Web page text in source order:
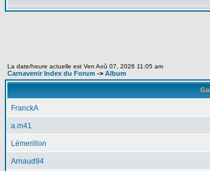
La date/heure actuelle est Ven Aoû 07, 2026 11:05 am
Carnavenir Index du Forum -> Album
FranckA
a.m41
Lémerillon
Arnaud94